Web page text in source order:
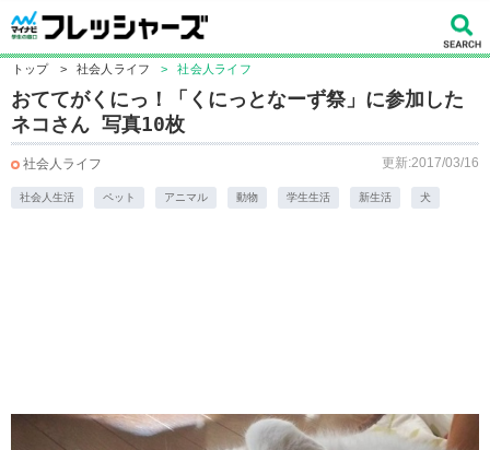
トップ > 社会人ライフ > 社会人ライフ
おててがくにっ！「くにっとなーず祭」に参加した
ネコさん 写真10枚
社会人ライフ 更新:2017/03/16
社会人生活 ペット アニマル 動物 学生生活 新生活 犬